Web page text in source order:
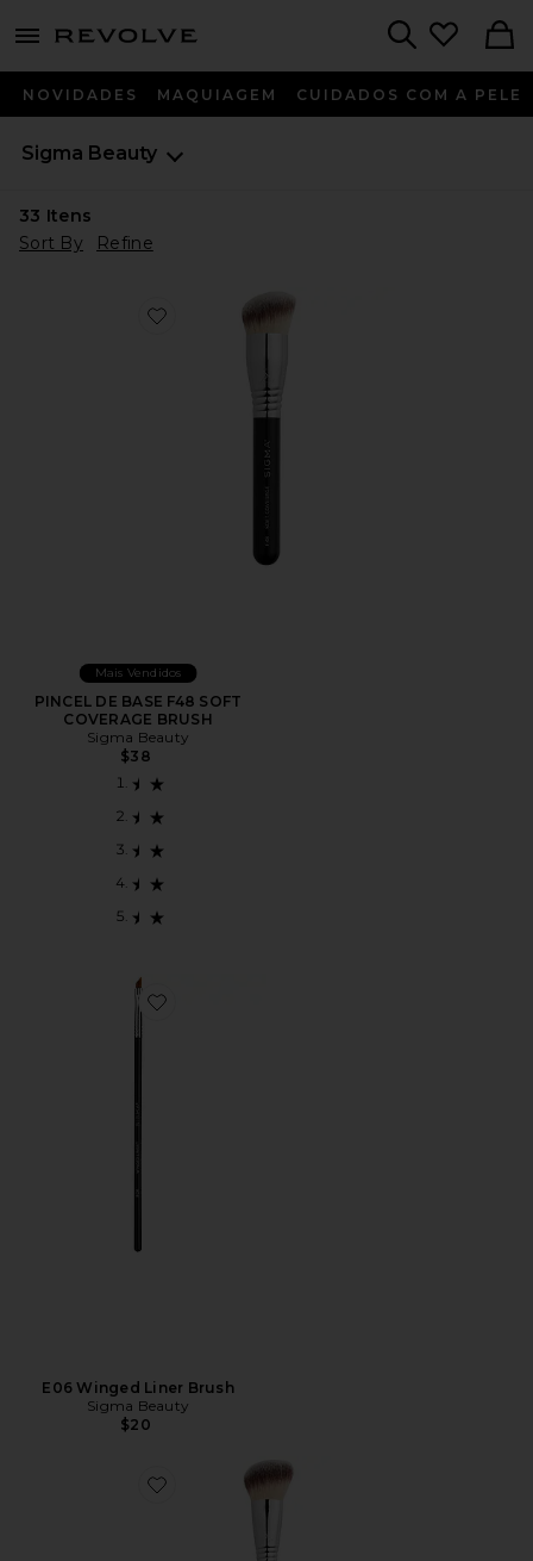
menu - shows more content
NOVIDADES MAQUIAGEM CUIDADOS COM A PELE
Sigma Beauty
33 Itens
Sort By
Refine
Favorite PINCEL DE BASE F48 SOFT COVERAGE
Mais Vendidos
PINCEL DE BASE F48 SOFT
COVERAGE BRUSH
Sigma Beauty
$38
Favorite E06 Winged Liner Brush
E06 Winged Liner Brush
Sigma Beauty
$20
Favorite ESCOVA DE BOCHECHA F43 SOFT ANGLED